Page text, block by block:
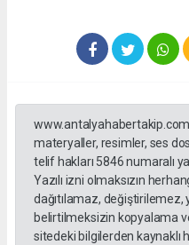
materyaller, resimler, ses
telif hakları 5846 numaralı
Yazılı izni olmaksızın
dağıtılamaz,
belirtilmeksizin kopyalama
sitedeki bilgilerden kaynaklı